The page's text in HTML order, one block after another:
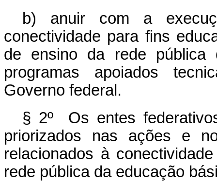
b) anuir com a
conectividade para fins
de ensino da rede pública
programas apoiados
Governo federal.
§ 2º Os entes
priorizados nas ações e
relacionados à
rede pública da educação